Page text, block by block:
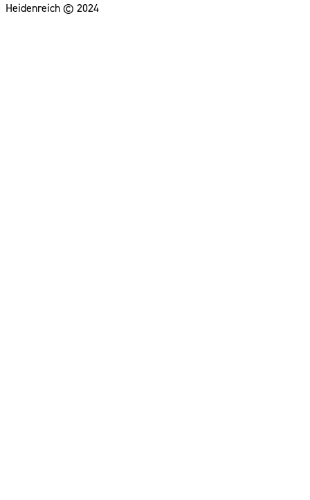
Heidenreich © 2024